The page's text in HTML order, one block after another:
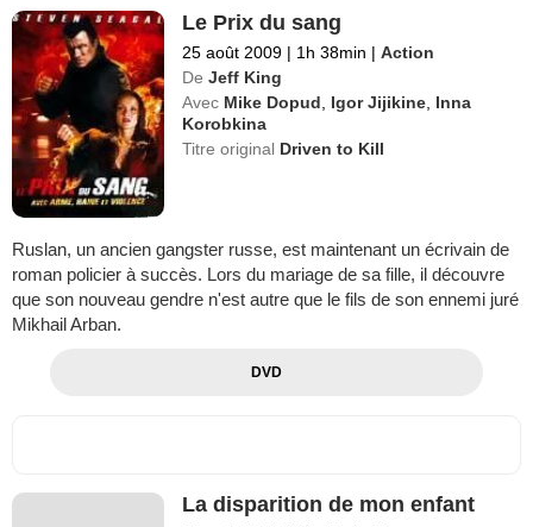
Le Prix du sang
25 août 2009 | 1h 38min | Action
De Jeff King
Avec Mike Dopud Igor Jijikine Inna
Korobkina
Titre original Driven to Kill
Ruslan, un ancien gangster russe, est maintenant un écrivain de
roman policier à succès. Lors du mariage de sa fille, il découvre
que son nouveau gendre n'est autre que le fils de son ennemi juré
Mikhail Arban.
DVD
La disparition de mon enfant